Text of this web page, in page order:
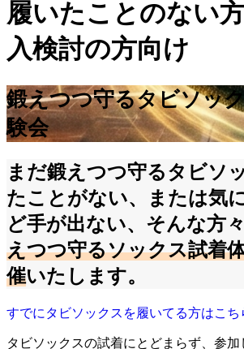
履いたことのない
入検討の方向け
鍛えつつ守るタビソッ
験会
まだ鍛えつつ守るタビソ
たことがない、または気
ど手が出ない、そんな方
えつつ守るソックス試着
催いたします。
すでにタビソックスを履いてる方はこち
タビソックスの試着にとどまらず、参